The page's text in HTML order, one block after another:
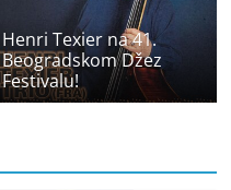
Henri Texier na 41.
Beogradskom Džez
Festivalu!